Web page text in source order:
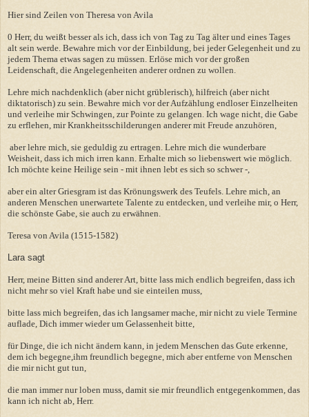
Hier sind Zeilen von Theresa von Avila
0 Herr, du weißt besser als ich, dass ich von Tag zu Tag älter und eines Tages
alt sein werde. Bewahre mich vor der Einbildung, bei jeder Gelegenheit und zu
jedem Thema etwas sagen zu müssen. Erlöse mich vor der großen
Leidenschaft, die Angelegenheiten anderer ordnen zu wollen.
Lehre mich nachdenklich (aber nicht grüblerisch), hilfreich (aber nicht
diktatorisch) zu sein. Bewahre mich vor der Aufzählung endloser Einzelheiten
und verleihe mir Schwingen, zur Pointe zu gelangen. Ich wage nicht, die Gabe
zu erflehen, mir Krankheitsschilderungen anderer mit Freude anzuhören,
aber lehre mich, sie geduldig zu ertragen. Lehre mich die wunderbare
Weisheit, dass ich mich irren kann. Erhalte mich so liebenswert wie möglich.
Ich möchte keine Heilige sein - mit ihnen lebt es sich so schwer -,
aber ein alter Griesgram ist das Krönungswerk des Teufels. Lehre mich, an
anderen Menschen unerwartete Talente zu entdecken, und verleihe mir, o Herr,
die schönste Gabe, sie auch zu erwähnen.
Teresa von Avila (1515-1582)
Lara sagt
Herr, meine Bitten sind anderer Art, bitte lass mich endlich begreifen, dass ich
nicht mehr so viel Kraft habe und sie einteilen muss,
bitte lass mich begreifen, das ich langsamer mache, mir nicht zu viele Termine
auflade, Dich immer wieder um Gelassenheit bitte,
für Dinge, die ich nicht ändern kann, in jedem Menschen das Gute erkenne,
dem ich begegne,ihm freundlich begegne, mich aber entferne von Menschen
die mir nicht gut tun,
die man immer nur loben muss, damit sie mir freundlich entgegenkommen, das
kann ich nicht ab, Herr.